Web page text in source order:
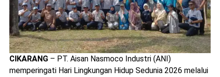
CIKARANG– PT. Aisan Nasmoco Industri (ANI)
memperingati Hari Lingkungan Hidup Sedunia 2026 melalui